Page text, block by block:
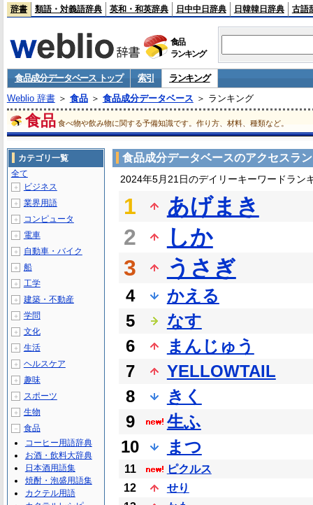
辞書 類語・対義語辞典 英和・和英辞典 日中中日辞典 日韓韓日辞典 古語
食品
ランキング
食品成分データベース トップ 索引
ランキング
Weblio 辞書＞ 食品＞ 食品成分データベース ＞ ランキング
食品 食べ物や飲み物に関する予備知識です。作り方、材料、種類など。
食品成分データベースのアクセスラ
2024年5月21日のデイリーキーワードラン
1
あげまき
2
しか
3
うさぎ
4
かえる
5
なす
6
まんじゅう
7
YELLOWTAIL
8
きく
9
生ふ
10
まつ
11
ピクルス
12
せり
カテゴリ一覧
全て
＋ ビジネス
＋ 業界用語
＋ コンピュータ
＋ 電車
＋ 自動車・バイク
＋ 船
＋ 工学
＋ 建築・不動産
＋ 学問
＋ 文化
＋ 生活
＋ ヘルスケア
＋ 趣味
＋ スポーツ
＋ 生物
－
食品
コーヒー用語辞典
お酒・飲料大辞典
日本酒用語集
焼酎・泡盛用語集
カクテル用語